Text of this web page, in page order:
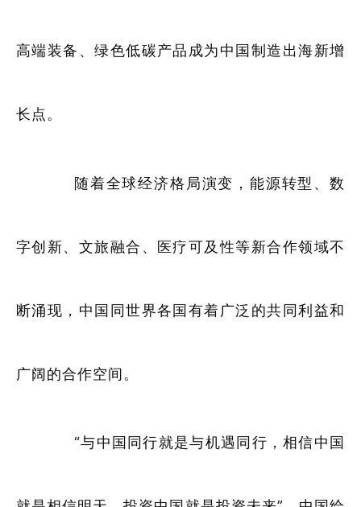
高端装备、绿色低碳产品成为中国制造出海新增
长点。
随着全球经济格局演变，能源转型、数
字创新、文旅融合、医疗可及性等新合作领域不
断涌现，中国同世界各国有着广泛的共同利益和
广阔的合作空间。
“与中国同行就是与机遇同行，相信中国